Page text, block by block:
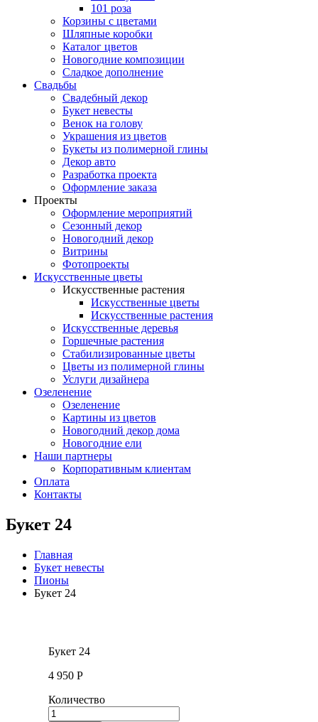
101 роза
Корзины с цветами
Шляпные коробки
Каталог цветов
Новогодние композиции
Сладкое дополнение
Свадьбы
Свадебный декор
Букет невесты
Венок на голову
Украшения из цветов
Букеты из полимерной глины
Декор авто
Разработка проекта
Оформление заказа
Проекты
Оформление мероприятий
Сезонный декор
Новогодний декор
Витрины
Фотопроекты
Искусственные цветы
Искусственные растения
Искусственные цветы
Искусственные растения
Искусственные деревья
Горшечные растения
Стабилизированные цветы
Цветы из полимерной глины
Услуги дизайнера
Озеленение
Озеленение
Картины из цветов
Новогодний декор дома
Новогодние ели
Наши партнеры
Корпоративным клиентам
Оплата
Контакты
Букет 24
Главная
Букет невесты
Пионы
Букет 24
Букет 24
4 950 Р
Количество